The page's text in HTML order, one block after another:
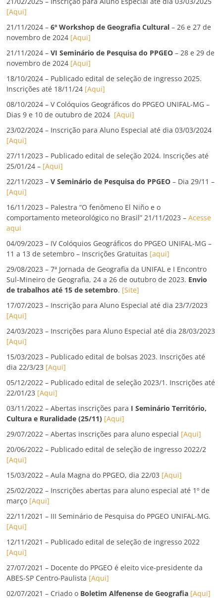
[Aqui]
21/11/2024 –6º Workshop de Geografia Cultural – 26 e 27 de
novembro de 2024 [Aqui]
21/11/2024 –VI Seminário de Pesquisa do PPGEO – 28 e 29 de
novembro de 2024 [Aqui]
18/10/2024 – Publicado edital de seleção de ingresso 2025.
Inscrições até 18/11/24 [Aqui]
08/10/2024 – V Colóquios Geográficos do PPGEO UNIFAL-MG –
Dias 9 e 10 de outubro de 2024 [Aqui]
23/02/2024 – Inscrição para Aluno Especial até dia 03/03/2024
[Aqui]
27/11/2023 – Publicado edital de seleção 2024. Inscrições até
25/01/24 – [Aqui]
22/11/2023 –V Seminário de Pesquisa do PPGEO – Dia 29/11 –
[Aqui]
16/11/2023 – Palestra “O fenômeno El Niño e o
comportamento meteorológico no Brasil” 21/11/2023 –Acesse
aqui
04/09/2023 – IV Colóquios Geográficos do PPGEO UNIFAL-MG –
11 a 13 de setembro – Inscrições Gratuitas [aqui]
29/08/2023 – 7ª Jornada de Geografia da UNIFAL e I Encontro
Sul-Mineiro de Geografia, 24 a 26 de outubro de 2023. Envio
de trabalhos até 15 de setembro. [Site]
17/07/2023 – Inscrição para Aluno Especial até dia 23/7/2023
[Aqui]
24/03/2023 – Inscrições para Aluno Especial até dia 28/03/2023
[Aqui]
15/03/2023 – Publicado edital de bolsas 2023. Inscrições até
dia 22/3/23 [Aqui]
05/12/2022 – Publicado edital de seleção 2023/1. Inscrições até
22/01/23 [Aqui]
03/11/2022 – Abertas inscrições para I Seminário Território,
Cultura e Ruralidade (25/11) [Aqui]
29/07/2022 – Abertas inscrições para aluno especial [Aqui]
20/06/2022 – Publicado edital de seleção de ingresso 2022/2
[Aqui]
15/03/2022 – Aula Magna do PPGEO, dia 22/03 [Aqui]
25/02/2022 – Inscrições abertas para aluno especial até 1º de
março [Aqui]
22/11/2021 – III Seminário de Pesquisa do PPGEO UNIFAL-MG.
[Aqui]
12/11/2021 – Publicado edital de seleção de ingresso 2022
[Aqui]
27/07/2021 – Docente do PPGEO é eleito vice-presidente da
ABES-SP Centro-Paulista [Aqui]
02/07/2021 – Criado o Boletim Alfenense de Geografia [Aqui]